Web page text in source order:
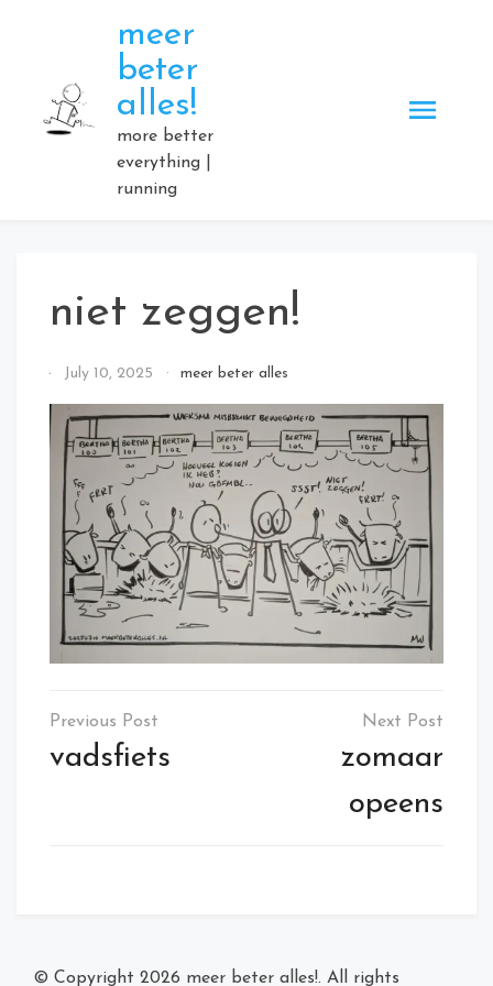
meer
beter
alles!
more better
everything |
running
niet zeggen!
ByJuly 10, 2025 meer beter alles
Post
navigation
vadsfiets
zomaar
opeens
© Copyright 2026 meer beter alles!. All rights